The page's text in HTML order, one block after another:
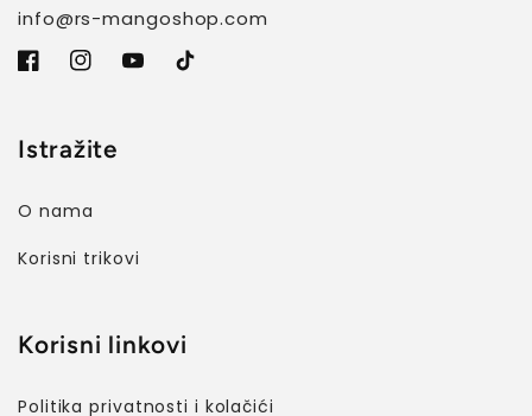
info@rs-mangoshop.com
FacebookInstagramYouTubeTikTok
Istražite
O nama
Korisni trikovi
Korisni linkovi
Politika privatnosti i kolačići